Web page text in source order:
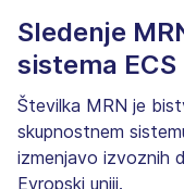
Sledenje
sistema ECS
Številka MRN je
skupnostnem
izmenjavo izvoznih
Evropski uniji.